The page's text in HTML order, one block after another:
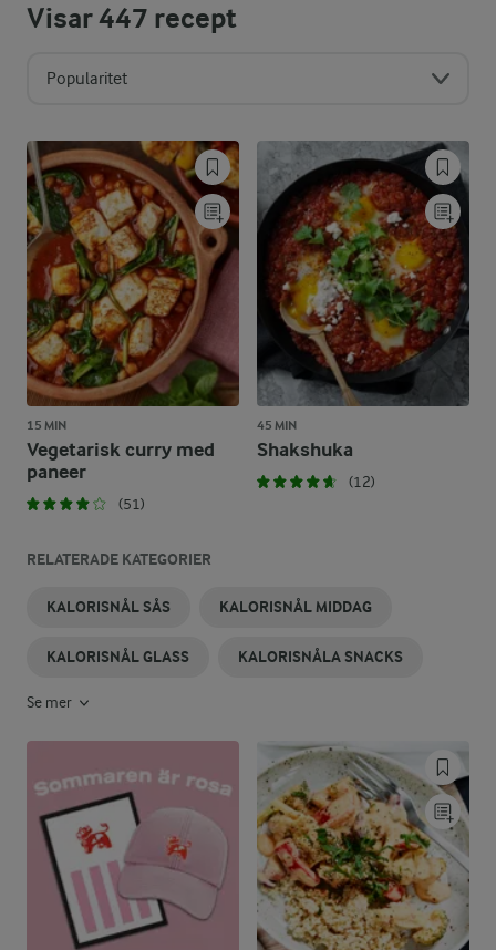
Visar447 recept
Popularitet
15 MIN
Vegetarisk curry med
paneer
(51)
45 MIN
Shakshuka
(12)
RELATERADE KATEGORIER
KALORISNÅL SÅS KALORISNÅL MIDDAG
KALORISNÅL GLASS KALORISNÅLA SNACKS
Se mer